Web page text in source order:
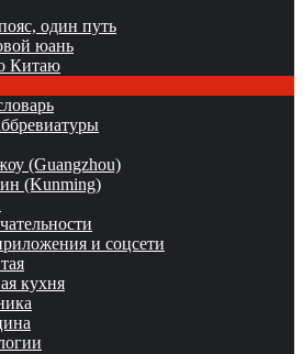
один путь
юань
Китаю
(Guangzhou)
(Kunming)
и соцсети
кухня